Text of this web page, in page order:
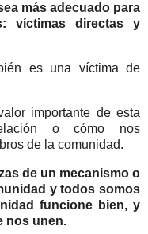
más adecuado para
víctimas directas y
es una víctima de
importante de esta
o cómo nos
de la comunidad.
de un mecanismo o
y todos somos
funcione bien, y
nos unen.